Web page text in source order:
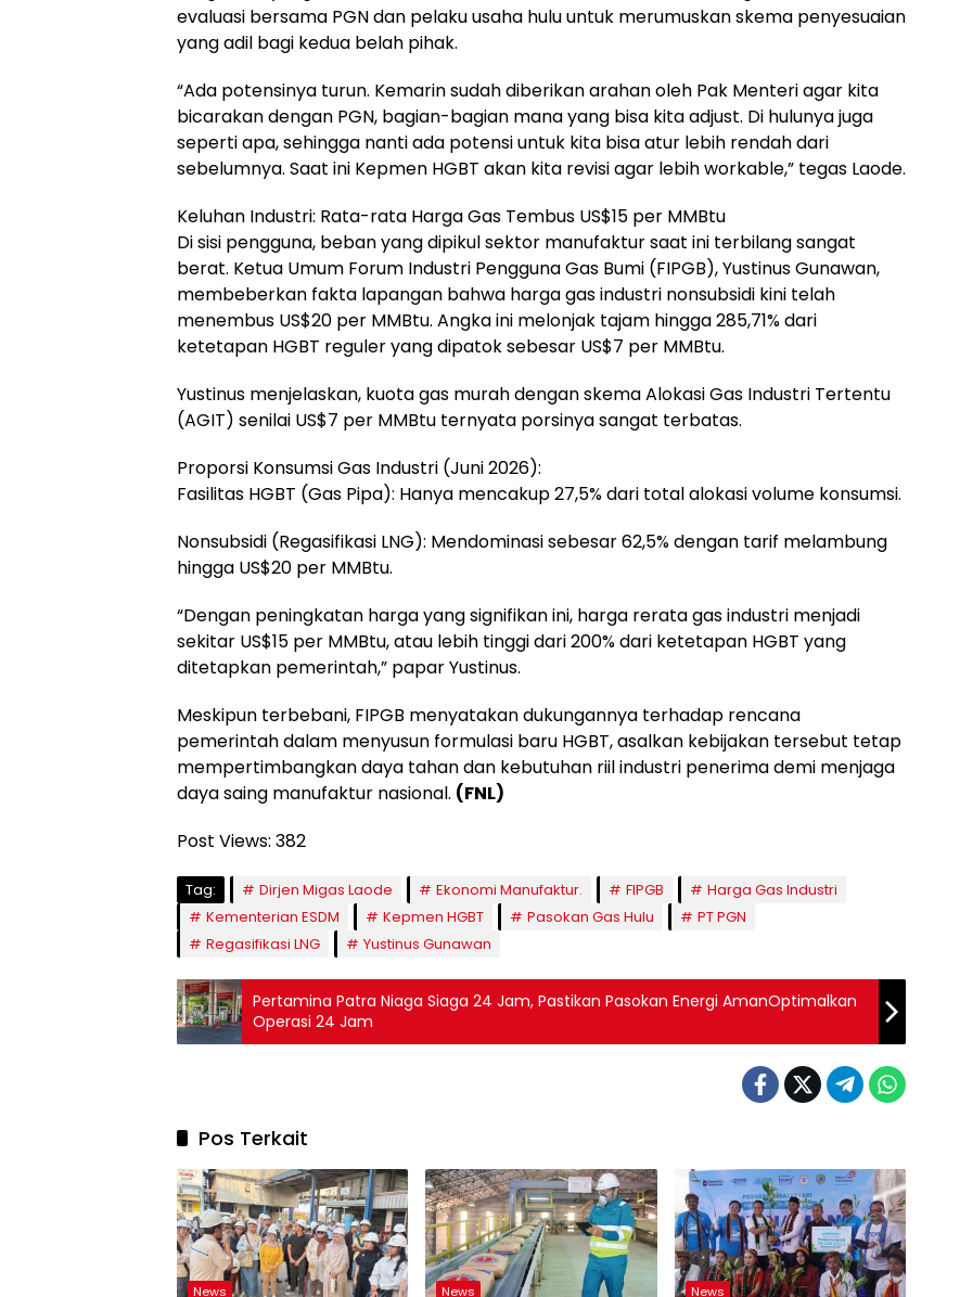
evaluasi bersama PGN dan pelaku usaha hulu untuk merumuskan skema penyesuaian
yang adil bagi kedua belah pihak.
“Ada potensinya turun. Kemarin sudah diberikan arahan oleh Pak Menteri agar kita
bicarakan dengan PGN, bagian-bagian mana yang bisa kita adjust. Di hulunya juga
seperti apa, sehingga nanti ada potensi untuk kita bisa atur lebih rendah dari
sebelumnya. Saat ini Kepmen HGBT akan kita revisi agar lebih workable,” tegas Laode.
Keluhan Industri: Rata-rata Harga Gas Tembus US$15 per MMBtu
Di sisi pengguna, beban yang dipikul sektor manufaktur saat ini terbilang sangat
berat. Ketua Umum Forum Industri Pengguna Gas Bumi (FIPGB), Yustinus Gunawan,
membeberkan fakta lapangan bahwa harga gas industri nonsubsidi kini telah
menembus US$20 per MMBtu. Angka ini melonjak tajam hingga 285,71% dari
ketetapan HGBT reguler yang dipatok sebesar US$7 per MMBtu.
Yustinus menjelaskan, kuota gas murah dengan skema Alokasi Gas Industri Tertentu
(AGIT) senilai US$7 per MMBtu ternyata porsinya sangat terbatas.
Proporsi Konsumsi Gas Industri (Juni 2026):
Fasilitas HGBT (Gas Pipa): Hanya mencakup 27,5% dari total alokasi volume konsumsi.
Nonsubsidi (Regasifikasi LNG): Mendominasi sebesar 62,5% dengan tarif melambung
hingga US$20 per MMBtu.
“Dengan peningkatan harga yang signifikan ini, harga rerata gas industri menjadi
sekitar US$15 per MMBtu, atau lebih tinggi dari 200% dari ketetapan HGBT yang
ditetapkan pemerintah,” papar Yustinus.
Meskipun terbebani, FIPGB menyatakan dukungannya terhadap rencana
pemerintah dalam menyusun formulasi baru HGBT, asalkan kebijakan tersebut tetap
mempertimbangkan daya tahan dan kebutuhan riil industri penerima demi menjaga
daya saing manufaktur nasional. (FNL)
Post Views: 382
Tag: Dirjen Migas Laode Ekonomi Manufaktur. FIPGB
Harga Gas Industri
Kementerian ESDM
Kepmen HGBT Pasokan Gas Hulu
PT PGN
Regasifikasi LNG
Yustinus Gunawan
​Pertamina Patra Niaga Siaga 24 Jam, Pastikan Pasokan Energi Aman​Optimalkan
Operasi 24 Jam
Pos Terkait
News News News